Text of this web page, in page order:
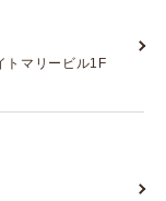
トマリービル1F